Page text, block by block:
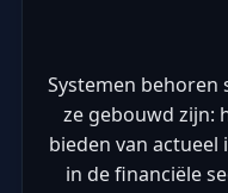
Systemen
ze gebouwd zijn:
bieden van
in de financiële